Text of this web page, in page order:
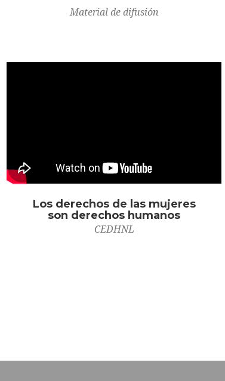
Material de difusión
Los derechos de las mujeres
son derechos humanos
CEDHNL